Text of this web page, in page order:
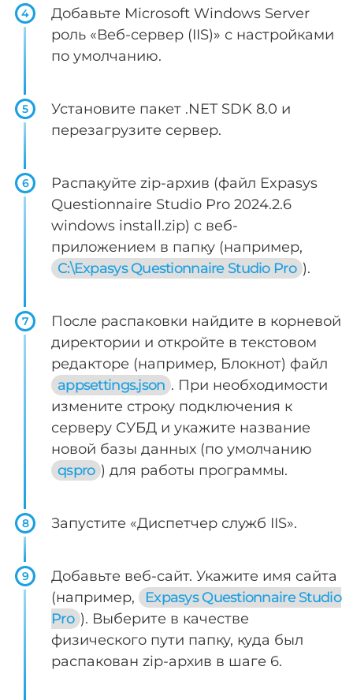
4
Добавьте Microsoft Windows Server
роль «Веб-сервер (IIS)» с настройками
по умолчанию.
5
Установите пакет .NET SDK 8.0 и
перезагрузите сервер.
6
Распакуйте zip-архив (файл Expasys
Questionnaire Studio Pro 2024.2.6
windows install.zip) с веб-
приложением в папку (например,
C:\Expasys Questionnaire Studio Pro ).
7
После распаковки найдите в корневой
директории и откройте в текстовом
редакторе (например, Блокнот) файл
appsettings.json . При необходимости
измените строку подключения к
серверу СУБД и укажите название
новой базы данных (по умолчанию
qspro ) для работы программы.
8 Запустите «Диспетчер служб IIS».
9
Добавьте веб-сайт. Укажите имя сайта
(например,
Expasys Questionnaire Studio
Pro ). Выберите в качестве
физического пути папку, куда был
распакован zip-архив в шаге 6.